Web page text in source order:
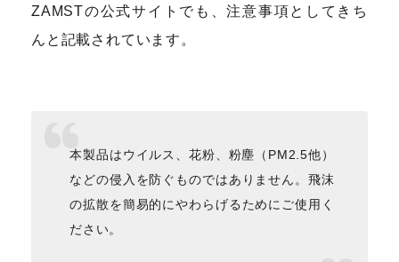
ZAMSTの公式サイトでも、注意事項としてきち
んと記載されています。
本製品はウイルス、花粉、粉塵（PM2.5他）
などの侵入を防ぐものではありません。飛沫
の拡散を簡易的にやわらげるためにご使用く
ださい。